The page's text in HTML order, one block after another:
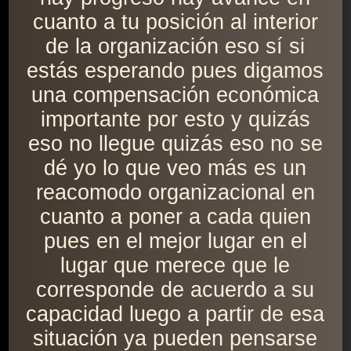
cuanto a tu posición al interior
de la organización eso sí si
estás esperando pues digamos
una compensación económica
importante por esto y quizás
eso no llegue quizás eso no se
dé yo lo que veo más es un
reacomodo organizacional en
cuanto a poner a cada quien
pues en el mejor lugar en el
lugar que merece que le
corresponde de acuerdo a su
capacidad luego a partir de esa
situación ya pueden pensarse